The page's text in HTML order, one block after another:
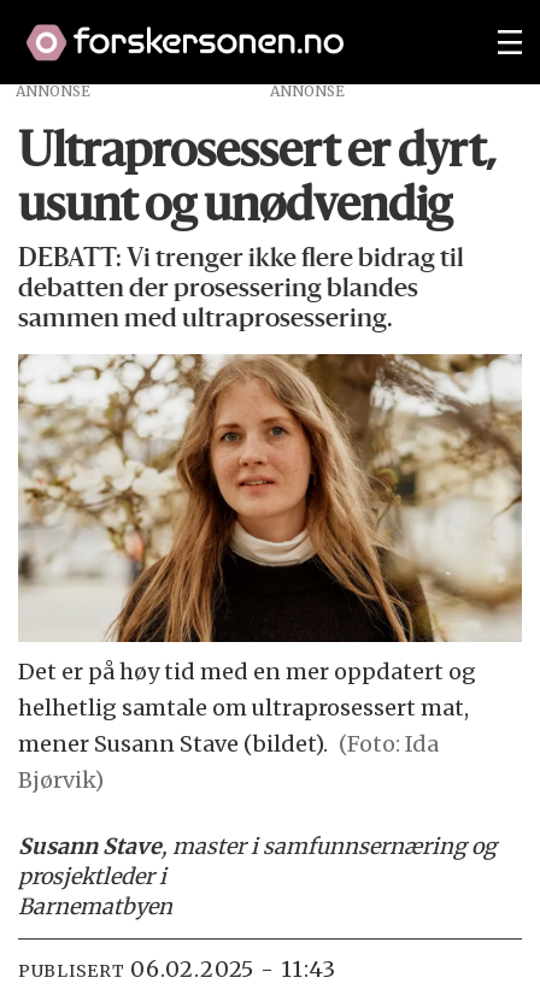
ANNONSE
Ultraprosessert er dyrt,
usunt og unødvendig
DEBATT: Vi trenger ikke flere bidrag til
debatten der prosessering blandes
sammen med ultraprosessering.
Det er på høy tid med en mer oppdatert og
helhetlig samtale om ultraprosessert mat,
mener Susann Stave (bildet). (Foto: Ida
Bjørvik)
Susann Stave, master i samfunnsernæring og
prosjektleder i
Barnematbyen
PUBLISERT 06.02.2025 - 11:43